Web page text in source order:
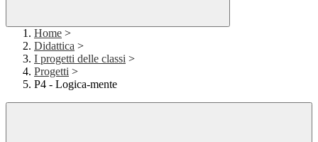
Home >
Didattica >
I progetti delle classi >
Progetti >
P4 - Logica-mente